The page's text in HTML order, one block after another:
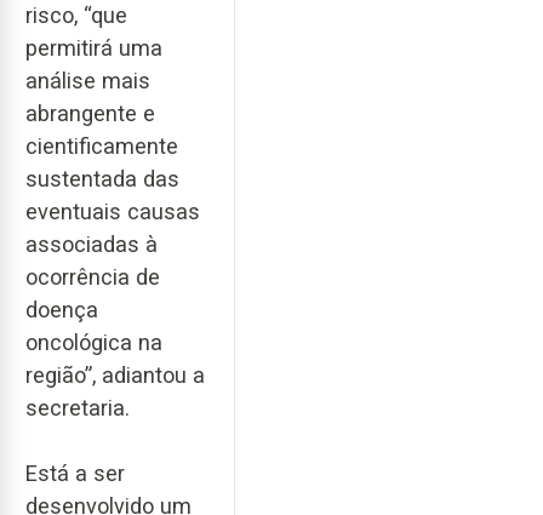
risco, “que
permitirá uma
análise mais
abrangente e
cientificamente
sustentada das
eventuais causas
associadas à
ocorrência de
doença
oncológica na
região”, adiantou a
secretaria.
Está a ser
desenvolvido um